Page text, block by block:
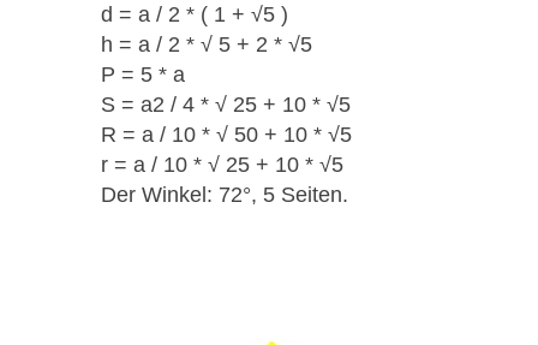
d = a / 2 * ( 1 + √5 )
h = a / 2 * √ 5 + 2 * √5
Р = 5 * а
S = a2 / 4 * √ 25 + 10 * √5
R = a / 10 * √ 50 + 10 * √5
r = a / 10 * √ 25 + 10 * √5
Der Winkel: 72°, 5 Seiten.